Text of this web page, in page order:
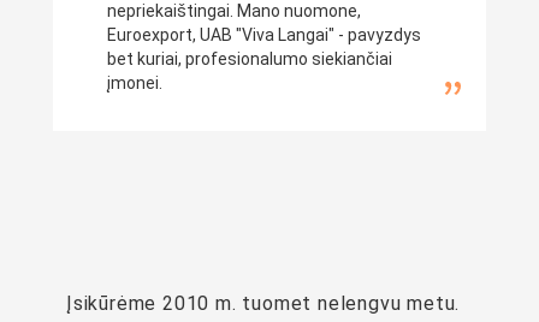
nepriekaištingai. Mano nuomone,
Euroexport, UAB "Viva Langai" - pavyzdys
bet kuriai, profesionalumo siekiančiai
įmonei.
Įsikūrėme 2010 m. tuomet nelengvu metu.